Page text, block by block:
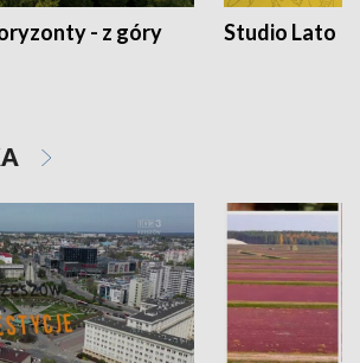
- z góry
Studio Lato